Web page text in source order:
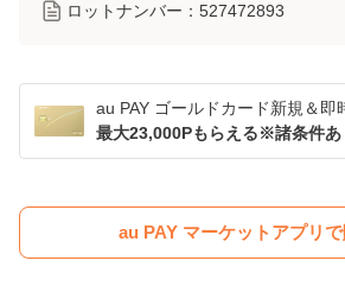
ロットナンバー： 527472893
au PAY ゴールドカード新規＆即
最大23,000Pもらえる※諸条件あ
au PAY マーケットアプリ